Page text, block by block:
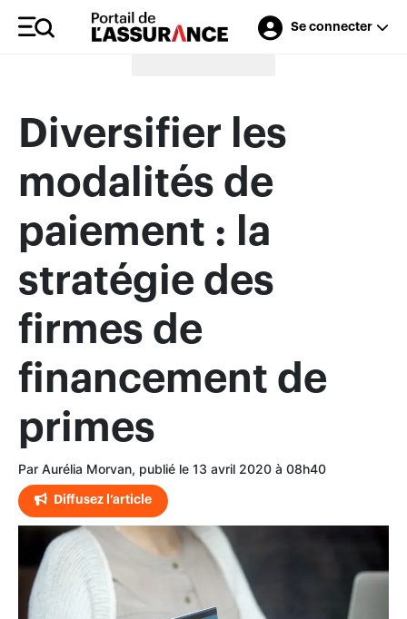
Se connecter
Merci à nos annonceurs
Diversifier les
modalités de
paiement : la
stratégie des
firmes de
financement de
primes
Par Aurélia Morvan, publié le 13 avril 2020 à 08h40
Diffusez l’article